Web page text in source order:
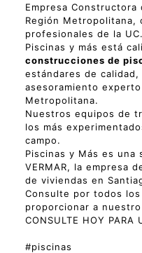
Empresa
Región Metropolitana,
profesionales de la UC.
Piscinas y más está
construcciones de
estándares de
asesoramiento
Metropolitana.
Nuestros equipos de
los más
campo.
Piscinas y Más es
VERMAR, la empresa
de viviendas en
Consulte por todos
proporcionar a nuestro
CONSULTE HOY PARA
#piscinas